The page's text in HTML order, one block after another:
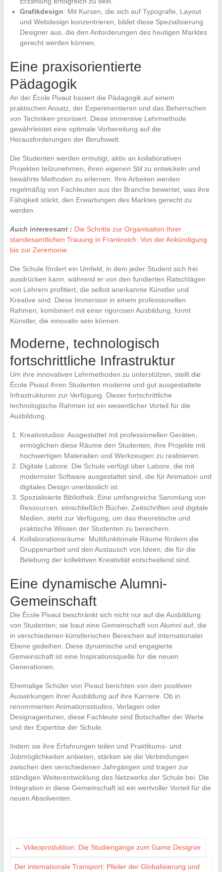
Grafikdesign: Mit Kursen, die sich auf Typografie, Layout
und Webdesign konzentrieren, bildet diese Spezialisierung
Designer aus, die den Anforderungen des heutigen Marktes
gerecht werden können.
Eine praxisorientierte
Pädagogik
An der École Pivaut basiert die Pädagogik auf einem
praktischen Ansatz, der Experimentieren und das Beherrschen
von Techniken priorisiert. Diese immersive Lehrmethode
gewährleistet eine optimale Vorbereitung auf die
Herausforderungen der Berufswelt.
Die Studenten werden ermutigt, aktiv an kollaborativen
Projekten teilzunehmen, ihren eigenen Stil zu entwickeln und
bewährte Methoden zu erlernen. Ihre Arbeiten werden
regelmäßig von Fachleuten aus der Branche bewertet, was ihre
Fähigkeit stärkt, den Erwartungen des Marktes gerecht zu
werden.
Auch interessant : Die Schritte zur Organisation Ihrer
standesamtlichen Trauung in Frankreich: Von der Ankündigung
bis zur Zeremonie
Die Schule fördert ein Umfeld, in dem jeder Student sich frei
ausdrücken kann, während er von den fundierten Ratschlägen
von Lehrern profitiert, die selbst anerkannte Künstler und
Kreative sind. Diese Immersion in einem professionellen
Rahmen, kombiniert mit einer rigorosen Ausbildung, formt
Künstler, die innovativ sein können.
Moderne, technologisch
fortschrittliche Infrastruktur
Um ihre innovativen Lehrmethoden zu unterstützen, stellt die
École Pivaut ihren Studenten moderne und gut ausgestattete
Infrastrukturen zur Verfügung. Dieser fortschrittliche
technologische Rahmen ist ein wesentlicher Vorteil für die
Ausbildung.
Kreativstudios: Ausgestattet mit professionellen Geräten,
ermöglichen diese Räume den Studenten, ihre Projekte mit
hochwertigen Materialien und Werkzeugen zu realisieren.
Digitale Labore: Die Schule verfügt über Labore, die mit
modernster Software ausgestattet sind, die für Animation und
digitales Design unerlässlich ist.
Spezialisierte Bibliothek: Eine umfangreiche Sammlung von
Ressourcen, einschließlich Bücher, Zeitschriften und digitale
Medien, steht zur Verfügung, um das theoretische und
praktische Wissen der Studenten zu bereichern.
Kollaborationsräume: Multifunktionale Räume fördern die
Gruppenarbeit und den Austausch von Ideen, die für die
Belebung der kollektiven Kreativität entscheidend sind.
Eine dynamische Alumni-
Gemeinschaft
Die École Pivaut beschränkt sich nicht nur auf die Ausbildung
von Studenten; sie baut eine Gemeinschaft von Alumni auf, die
in verschiedenen künstlerischen Bereichen auf internationaler
Ebene gedeihen. Diese dynamische und engagierte
Gemeinschaft ist eine Inspirationsquelle für die neuen
Generationen.
Ehemalige Schüler von Pivaut berichten von den positiven
Auswirkungen ihrer Ausbildung auf ihre Karriere. Ob in
renommierten Animationsstudios, Verlagen oder
Designagenturen, diese Fachleute sind Botschafter der Werte
und der Expertise der Schule.
Indem sie ihre Erfahrungen teilen und Praktikums- und
Jobmöglichkeiten anbieten, stärken sie die Verbindungen
zwischen den verschiedenen Jahrgängen und tragen zur
ständigen Weiterentwicklung des Netzwerks der Schule bei. Die
Integration in diese Gemeinschaft ist ein wertvoller Vorteil für die
neuen Absolventen.
← Videoproduktion: Die Studiengänge zum Game Designer
Der internationale Transport: Pfeiler der Globalisierung und